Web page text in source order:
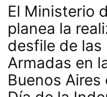
El Ministerio
planea la
desfile de las
Armadas en
Buenos